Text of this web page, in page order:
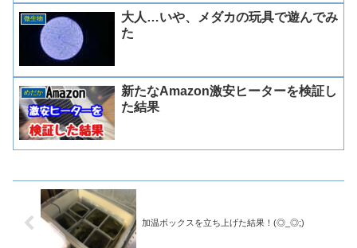
微生物
大人…いや、メダカの玩具で遊んでみ
た
めだか
新たなAmazon激安ヒーターを検証し
た結果
加温ボックスを立ち上げた結果！(◎_◎;)